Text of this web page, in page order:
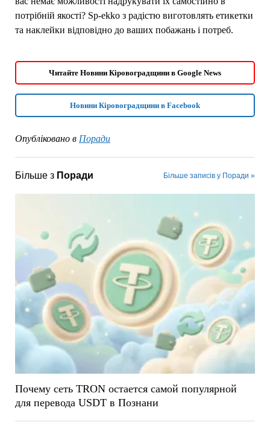
потрібній якості? Sp-ekko з радістю виготовлять етикетки
та наклейки відповідно до ваших побажань і потреб.
Читайте Новини Кіровоградщини в Google News
Новини Кіровоградщини в Facebook
Опубліковано в Поради
Більше з Поради Більше записів у Поради »
Почему сеть TRON остается самой популярной
для перевода USDT в Познани